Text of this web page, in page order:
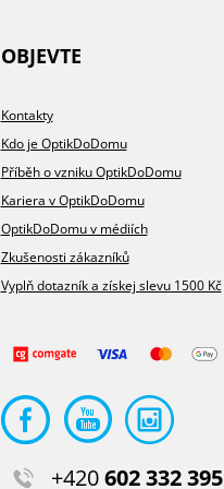
OBJEVTE
Kontakty
Kdo je OptikDoDomu
Příběh o vzniku OptikDoDomu
Kariera v OptikDoDomu
OptikDoDomu v médiích
Zkušenosti zákazníků
Vyplň dotazník a získej slevu 1500 Kč
+420602 332 395